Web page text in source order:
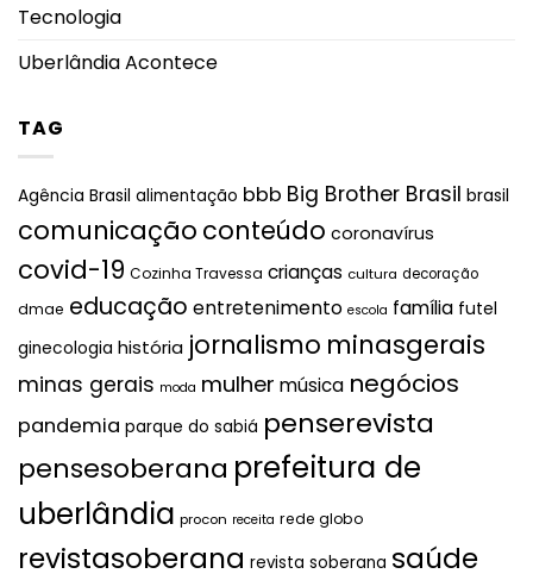
Tecnologia
Uberlândia Acontece
TAG
Agência Brasil alimentação bbb Big Brother Brasil brasil
comunicação conteúdo coronavírus
covid-19 Cozinha Travessa crianças cultura decoração
dmae educação entretenimento escola família futel
ginecologia história jornalismo minasgerais
minas gerais moda mulher música negócios
pandemia parque do sabiá penserevista
pensesoberana prefeitura de
uberlândia procon receita rede globo
revistasoberana revista soberana saúde